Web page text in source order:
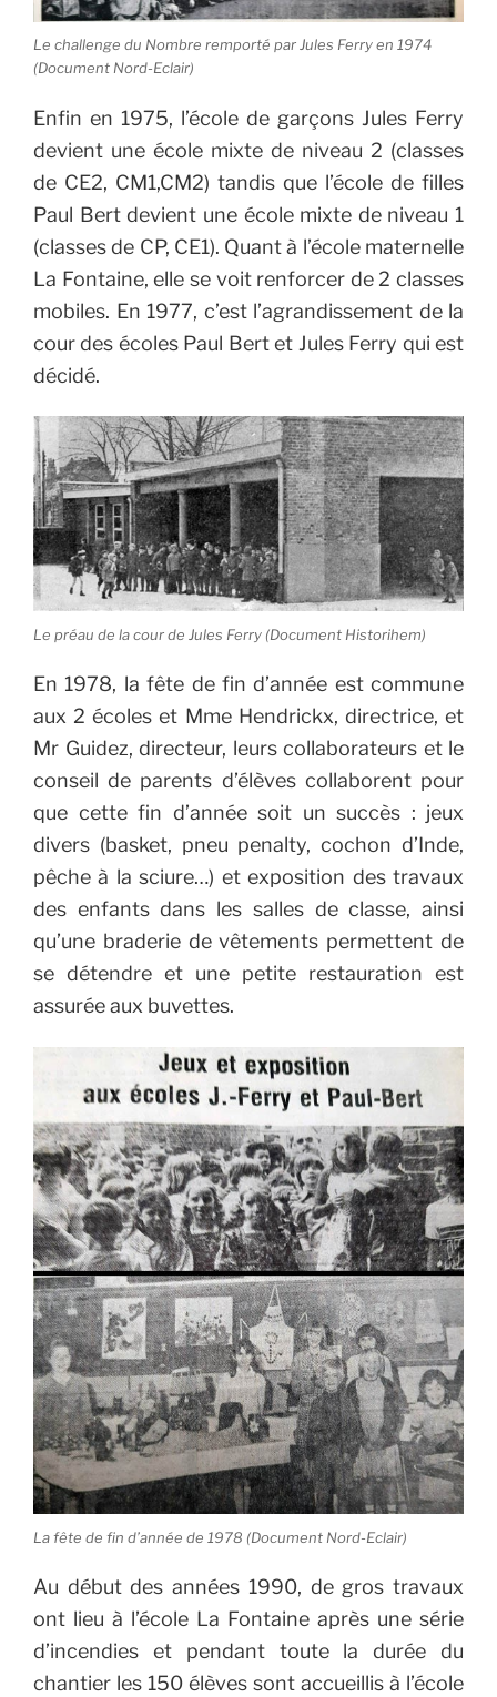
Le challenge du Nombre remporté par Jules Ferry en 1974
(Document Nord-Eclair)
Enfin en 1975, l’école de garçons Jules Ferry
devient une école mixte de niveau 2 (classes
de CE2, CM1,CM2) tandis que l’école de filles
Paul Bert devient une école mixte de niveau 1
(classes de CP, CE1). Quant à l’école maternelle
La Fontaine, elle se voit renforcer de 2 classes
mobiles. En 1977, c’est l’agrandissement de la
cour des écoles Paul Bert et Jules Ferry qui est
décidé.
Le préau de la cour de Jules Ferry (Document Historihem)
En 1978, la fête de fin d’année est commune
aux 2 écoles et Mme Hendrickx, directrice, et
Mr Guidez, directeur, leurs collaborateurs et le
conseil de parents d’élèves collaborent pour
que cette fin d’année soit un succès : jeux
divers (basket, pneu penalty, cochon d’Inde,
pêche à la sciure…) et exposition des travaux
des enfants dans les salles de classe, ainsi
qu’une braderie de vêtements permettent de
se détendre et une petite restauration est
assurée aux buvettes.
La fête de fin d’année de 1978 (Document Nord-Eclair)
Au début des années 1990, de gros travaux
ont lieu à l’école La Fontaine après une série
d’incendies et pendant toute la durée du
chantier les 150 élèves sont accueillis à l’école